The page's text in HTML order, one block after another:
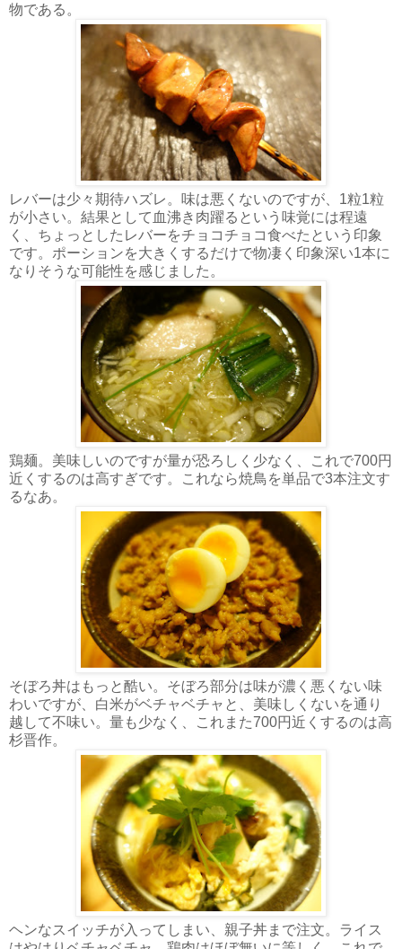
物である。
レバーは少々期待ハズレ。味は悪くないのですが、1粒1粒
が小さい。結果として血沸き肉躍るという味覚には程遠
く、ちょっとしたレバーをチョコチョコ食べたという印象
です。ポーションを大きくするだけで物凄く印象深い1本に
なりそうな可能性を感じました。
鶏麺。美味しいのですが量が恐ろしく少なく、これで700円
近くするのは高すぎです。これなら焼鳥を単品で3本注文す
るなあ。
そぼろ丼はもっと酷い。そぼろ部分は味が濃く悪くない味
わいですが、白米がベチャベチャと、美味しくないを通り
越して不味い。量も少なく、これまた700円近くするのは高
杉晋作。
ヘンなスイッチが入ってしまい、親子丼まで注文。ライス